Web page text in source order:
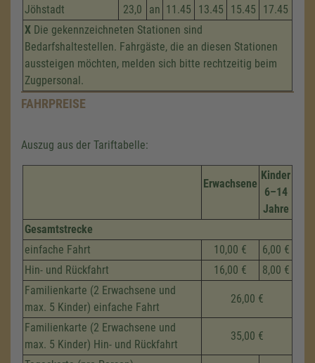
Jöhstadt 23,0 an 11.45 13.45 15.45
17.45
X Die gekennzeichneten Stationen sind
Bedarfshaltestellen. Fahrgäste, die an diesen Stationen
aussteigen möchten, melden sich bitte rechtzeitig beim
Zugpersonal.
FAHRPREISE
Auszug aus der Tariftabelle:
Erwachsene
Kinder
6–14
Jahre
Gesamtstrecke
einfache Fahrt
10,00 €
6,00 €
Hin- und Rückfahrt
16,00 €
8,00 €
Familienkarte (2 Erwachsene und
max. 5 Kinder) einfache Fahrt
26,00 €
Familienkarte (2 Erwachsene und
max. 5 Kinder) Hin- und Rückfahrt
35,00 €